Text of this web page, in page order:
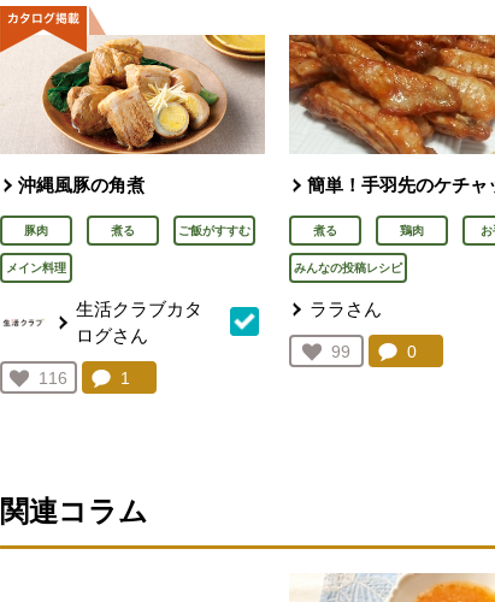
沖縄風豚の角煮
豚肉 煮る ご飯がすすむ
メイン料理
生活クラブカタ
ログさん
お気に入り登録：
116
人が登録
コメント：
1
簡単！手羽先のケチャ
煮る 鶏肉 お
みんなの投稿レシピ
ララさん
お気に入り登録：
99
人が登録
コメント：
0件。コメ
関連コラム